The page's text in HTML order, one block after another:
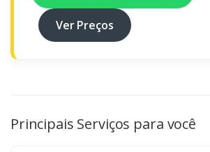
Ver Preços
Principais Serviços para você